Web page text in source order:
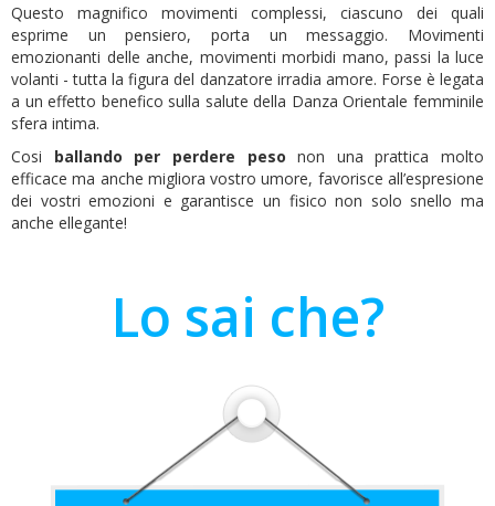
Questo magnifico movimenti complessi, ciascuno dei quali
esprime un pensiero, porta un messaggio. Movimenti
emozionanti delle anche, movimenti morbidi mano, passi la luce
volanti - tutta la figura del danzatore irradia amore. Forse è legata
a un effetto benefico sulla salute della Danza Orientale femminile
sfera intima.
Cosi ballando per perdere peso non una prattica molto
efficace ma anche migliora vostro umore, favorisce all’espresione
dei vostri emozioni e garantisce un fisico non solo snello ma
anche ellegante!
Lo sai che?